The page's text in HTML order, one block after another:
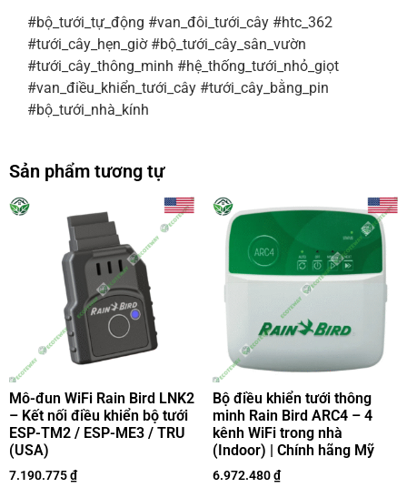
#bộ_tưới_tự_động #van_đôi_tưới_cây #htc_362
#tưới_cây_hẹn_giờ #bộ_tưới_cây_sân_vườn
#tưới_cây_thông_minh #hệ_thống_tưới_nhỏ_giọt
#van_điều_khiển_tưới_cây #tưới_cây_bằng_pin
#bộ_tưới_nhà_kính
Sản phẩm tương tự
Mô-đun WiFi Rain Bird LNK2
– Kết nối điều khiển bộ tưới
ESP-TM2 / ESP-ME3 / TRU
(USA)
7.190.775₫
Bộ điều khiển tưới thông
minh Rain Bird ARC4 – 4
kênh WiFi trong nhà
(Indoor) | Chính hãng Mỹ
6.972.480₫